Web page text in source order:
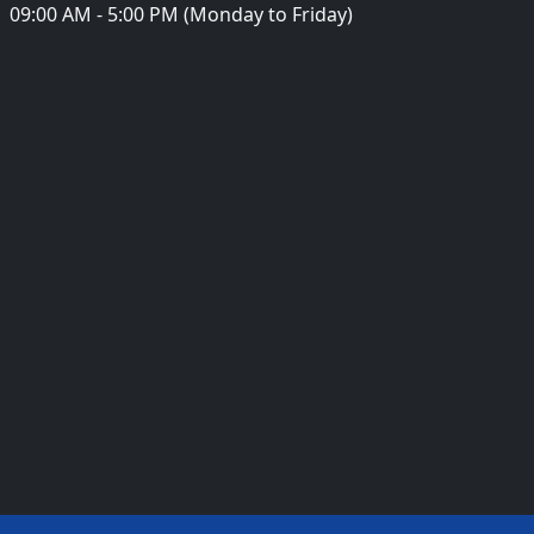
09:00 AM - 5:00 PM (Monday to Friday)